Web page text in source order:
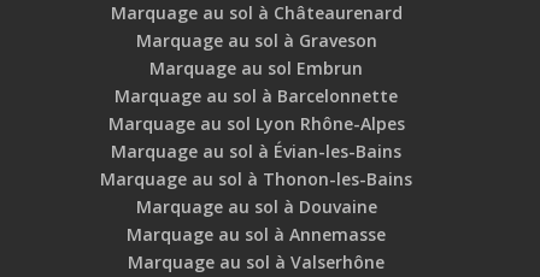
Marquage au sol à Châteaurenard
Marquage au sol à Graveson
Marquage au sol Embrun
Marquage au sol à Barcelonnette
Marquage au sol Lyon Rhône-Alpes
Marquage au sol à Évian-les-Bains
Marquage au sol à Thonon-les-Bains
Marquage au sol à Douvaine
Marquage au sol à Annemasse
Marquage au sol à Valserhône